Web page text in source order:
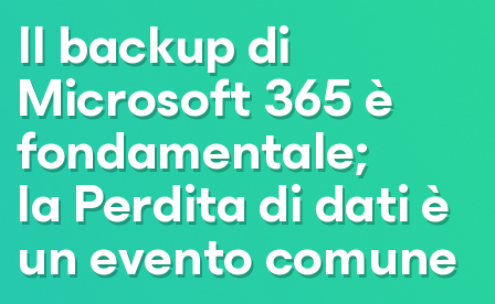
Il backup di
Microsoft 365 è
fondamentale;
la Perdita di dati è
un evento comune